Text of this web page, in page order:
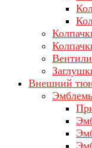
Внешний